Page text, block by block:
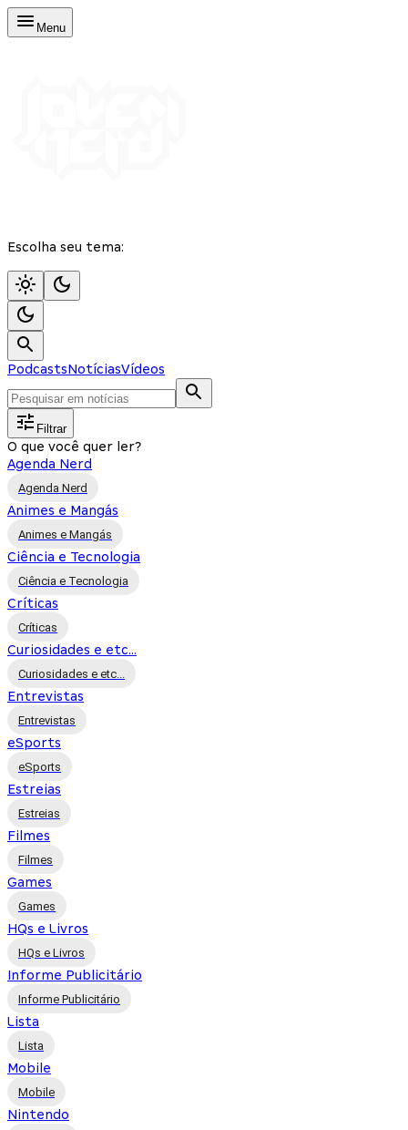
Menu
Escolha seu tema:
PodcastsNotíciasVídeos
Filtrar
O que você quer ler?
Agenda Nerd
Agenda Nerd
Animes e Mangás
Animes e Mangás
Ciência e Tecnologia
Ciência e Tecnologia
Críticas
Críticas
Curiosidades e etc...
Curiosidades e etc...
Entrevistas
Entrevistas
eSports
eSports
Estreias
Estreias
Filmes
Filmes
Games
Games
HQs e Livros
HQs e Livros
Informe Publicitário
Informe Publicitário
Lista
Lista
Mobile
Mobile
Nintendo